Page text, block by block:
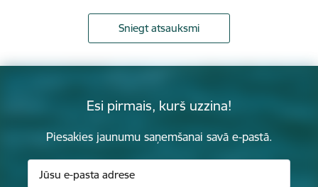
Sniegt atsauksmi
Esi pirmais, kurš uzzina!
Piesakies jaunumu saņemšanai savā e-pastā.